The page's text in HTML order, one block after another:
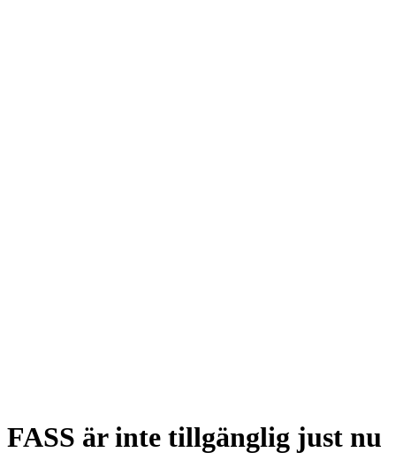
FASS är inte tillgänglig just nu